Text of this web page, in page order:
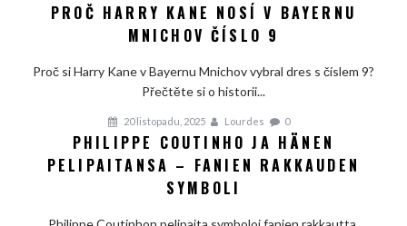
PROČ HARRY KANE NOSÍ V BAYERNU
MNICHOV ČÍSLO 9
Proč si Harry Kane v Bayernu Mnichov vybral dres s číslem 9?
Přečtěte si o historii...
20 listopadu, 2025 Lourdes 0
PHILIPPE COUTINHO JA HÄNEN
PELIPAITANSA – FANIEN RAKKAUDEN
SYMBOLI